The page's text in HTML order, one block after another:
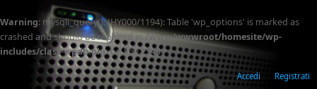
Warning: mysqli_query(): (HY000/1194): Table 'wp_options' is marked as
crashed and should be repaired in/www/wwwroot/homesite/wp-
includes/class-wpdb.phpon line2345
Accedi Registrati